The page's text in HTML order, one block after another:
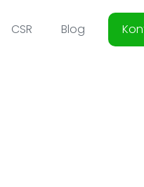
CSR Blog